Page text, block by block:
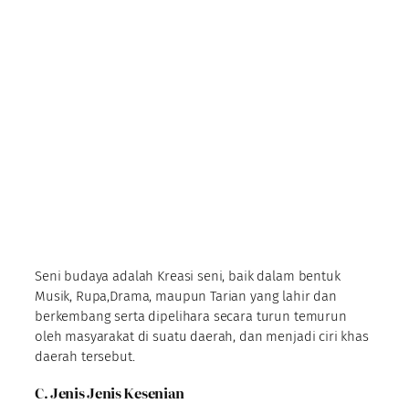
Seni budaya adalah Kreasi seni, baik dalam bentuk
Musik, Rupa,Drama, maupun Tarian yang lahir dan
berkembang serta dipelihara secara turun temurun
oleh masyarakat di suatu daerah, dan menjadi ciri khas
daerah tersebut.
C. Jenis Jenis Kesenian